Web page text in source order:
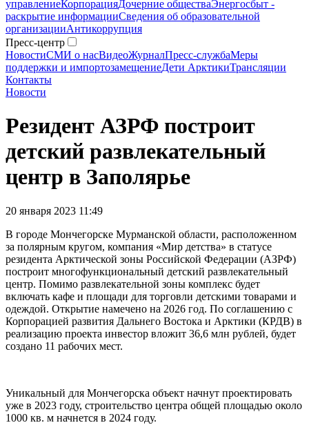
управлениеКорпорацияДочерние обществаЭнергосбыт -
раскрытие информацииСведения об образовательной
организацииАнтикоррупция
Пресс-центр
НовостиСМИ о насВидеоЖурналПресс-службаМеры
поддержки и импортозамещениеДети АрктикиТрансляции
Контакты
Новости
Резидент АЗРФ построит
детский развлекательный
центр в Заполярье
20 января 2023 11:49
В городе Мончегорске Мурманской области, расположенном
за полярным кругом, компания «Мир детства» в статусе
резидента Арктической зоны Российской Федерации (АЗРФ)
построит многофункциональный детский развлекательный
центр. Помимо развлекательной зоны комплекс будет
включать кафе и площади для торговли детскими товарами и
одеждой. Открытие намечено на 2026 год. По соглашению с
Корпорацией развития Дальнего Востока и Арктики (КРДВ) в
реализацию проекта инвестор вложит 36,6 млн рублей, будет
создано 11 рабочих мест.
Уникальный для Мончегорска объект начнут проектировать
уже в 2023 году, строительство центра общей площадью около
1000 кв. м начнется в 2024 году.